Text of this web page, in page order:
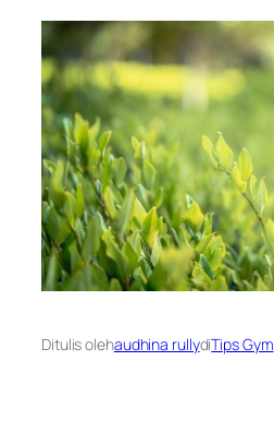
Ditulis olehaudhina rullydiTips Gym